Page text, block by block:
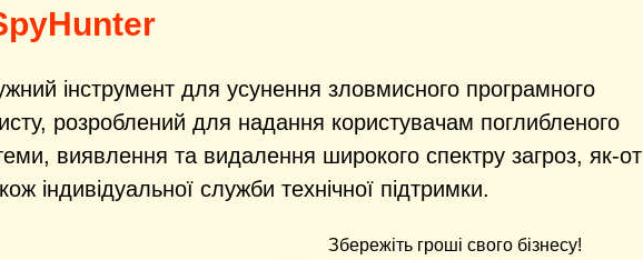
інструмент для усунення зловмисного програмного
розроблений для надання користувачам поглибленого
виявлення та видалення широкого спектру загроз, як-от
індивідуальної служби технічної підтримки.
Збережіть гроші свого бізнесу!